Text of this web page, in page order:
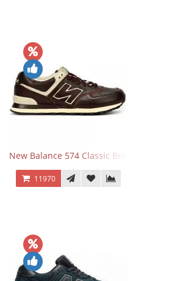
New Balance 574 Classic Brown White
11970